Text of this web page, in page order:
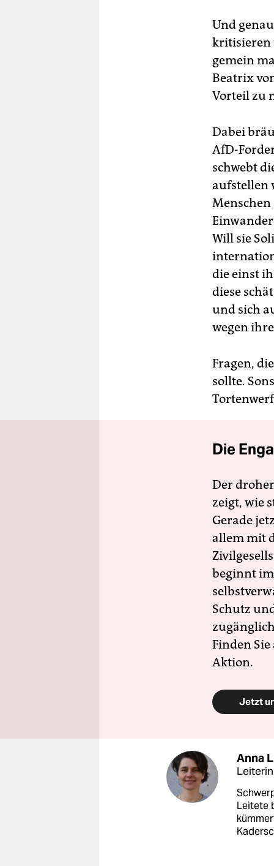
Und
kritisieren
gemein
Beatrix
Vorteil zu
Dabei
AfD-
schwebt
aufstellen
Will sie
die einst
diese
und sich
wegen
Fragen,
sollte.
Die
Der
zeigt, wie
Gerade
allem mit
beginnt
Schutz
Finden
Aktion.
Jetzt
Anna
Leitete